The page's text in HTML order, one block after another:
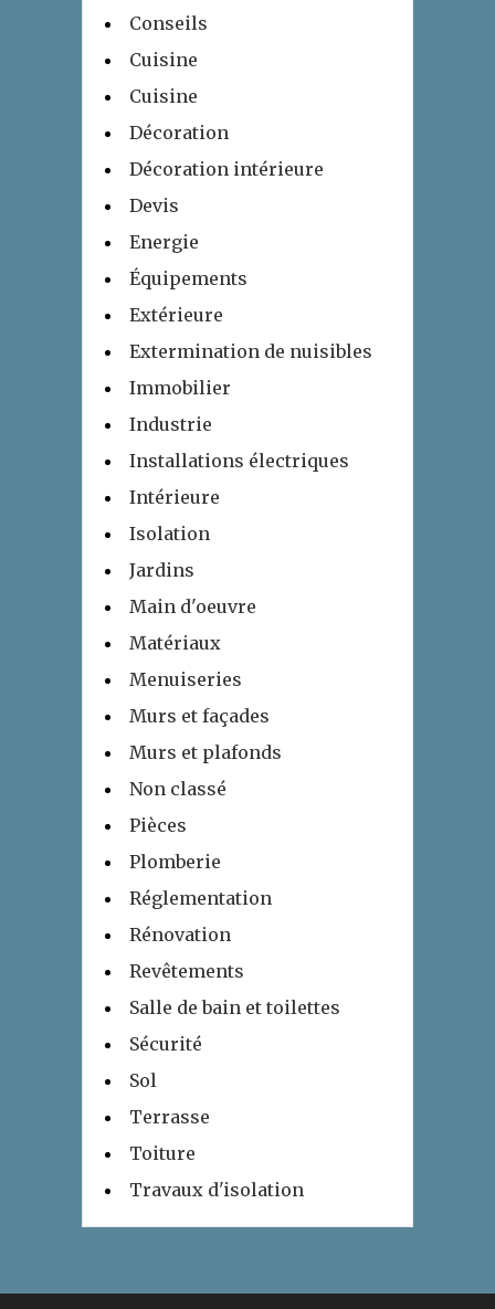
Conseils
Cuisine
Cuisine
Décoration
Décoration intérieure
Devis
Energie
Équipements
Extérieure
Extermination de nuisibles
Immobilier
Industrie
Installations électriques
Intérieure
Isolation
Jardins
Main d'oeuvre
Matériaux
Menuiseries
Murs et façades
Murs et plafonds
Non classé
Pièces
Plomberie
Réglementation
Rénovation
Revêtements
Salle de bain et toilettes
Sécurité
Sol
Terrasse
Toiture
Travaux d'isolation